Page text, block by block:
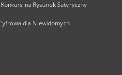
na Rysunek Satyryczny
dla Niewidomych